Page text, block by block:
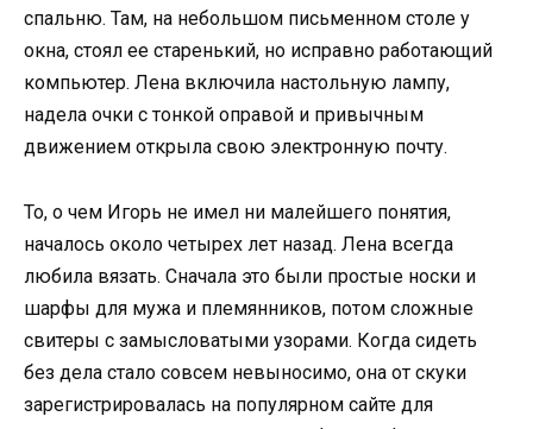
спальню. Там, на небольшом письменном столе у
окна, стоял ее старенький, но исправно работающий
компьютер. Лена включила настольную лампу,
надела очки с тонкой оправой и привычным
движением открыла свою электронную почту.
То, о чем Игорь не имел ни малейшего понятия,
началось около четырех лет назад. Лена всегда
любила вязать. Сначала это были простые носки и
шарфы для мужа и племянников, потом сложные
свитеры с замысловатыми узорами. Когда сидеть
без дела стало совсем невыносимо, она от скуки
зарегистрировалась на популярном сайте для